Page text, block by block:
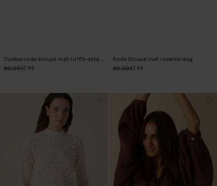
Donkerrode blouse met ruffle details
80.0047.99
Rode blouse met reverskraag
80.0047.99